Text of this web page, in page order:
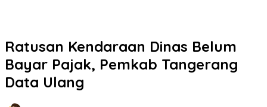
Ratusan Kendaraan Dinas Belum
Bayar Pajak, Pemkab Tangerang
Data Ulang